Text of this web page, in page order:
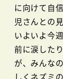
に向けて自
児さんとの
いよいよ今
前に涙した
が、みんな
しくネズミ